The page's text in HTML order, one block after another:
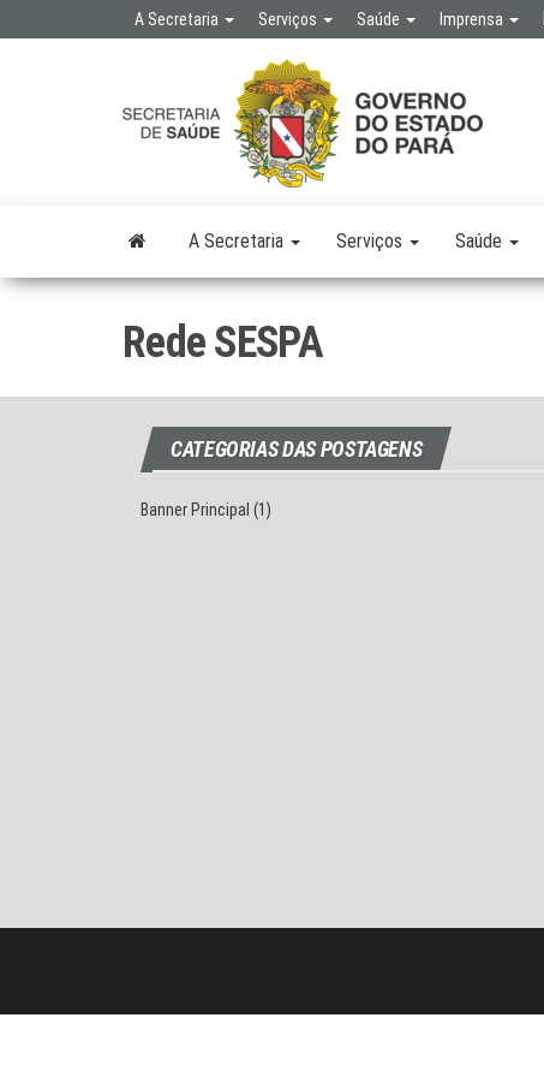
to
A Secretaria Serviços Saúde Imprensa
A Secretaria Serviços Saúde
Rede SESPA
CATEGORIAS DAS POSTAGENS
Banner Principal (1)